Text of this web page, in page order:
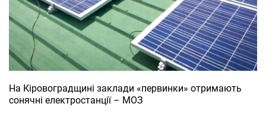
На Кіровоградщині заклади «первинки» отримають
сонячні електростанції – МОЗ